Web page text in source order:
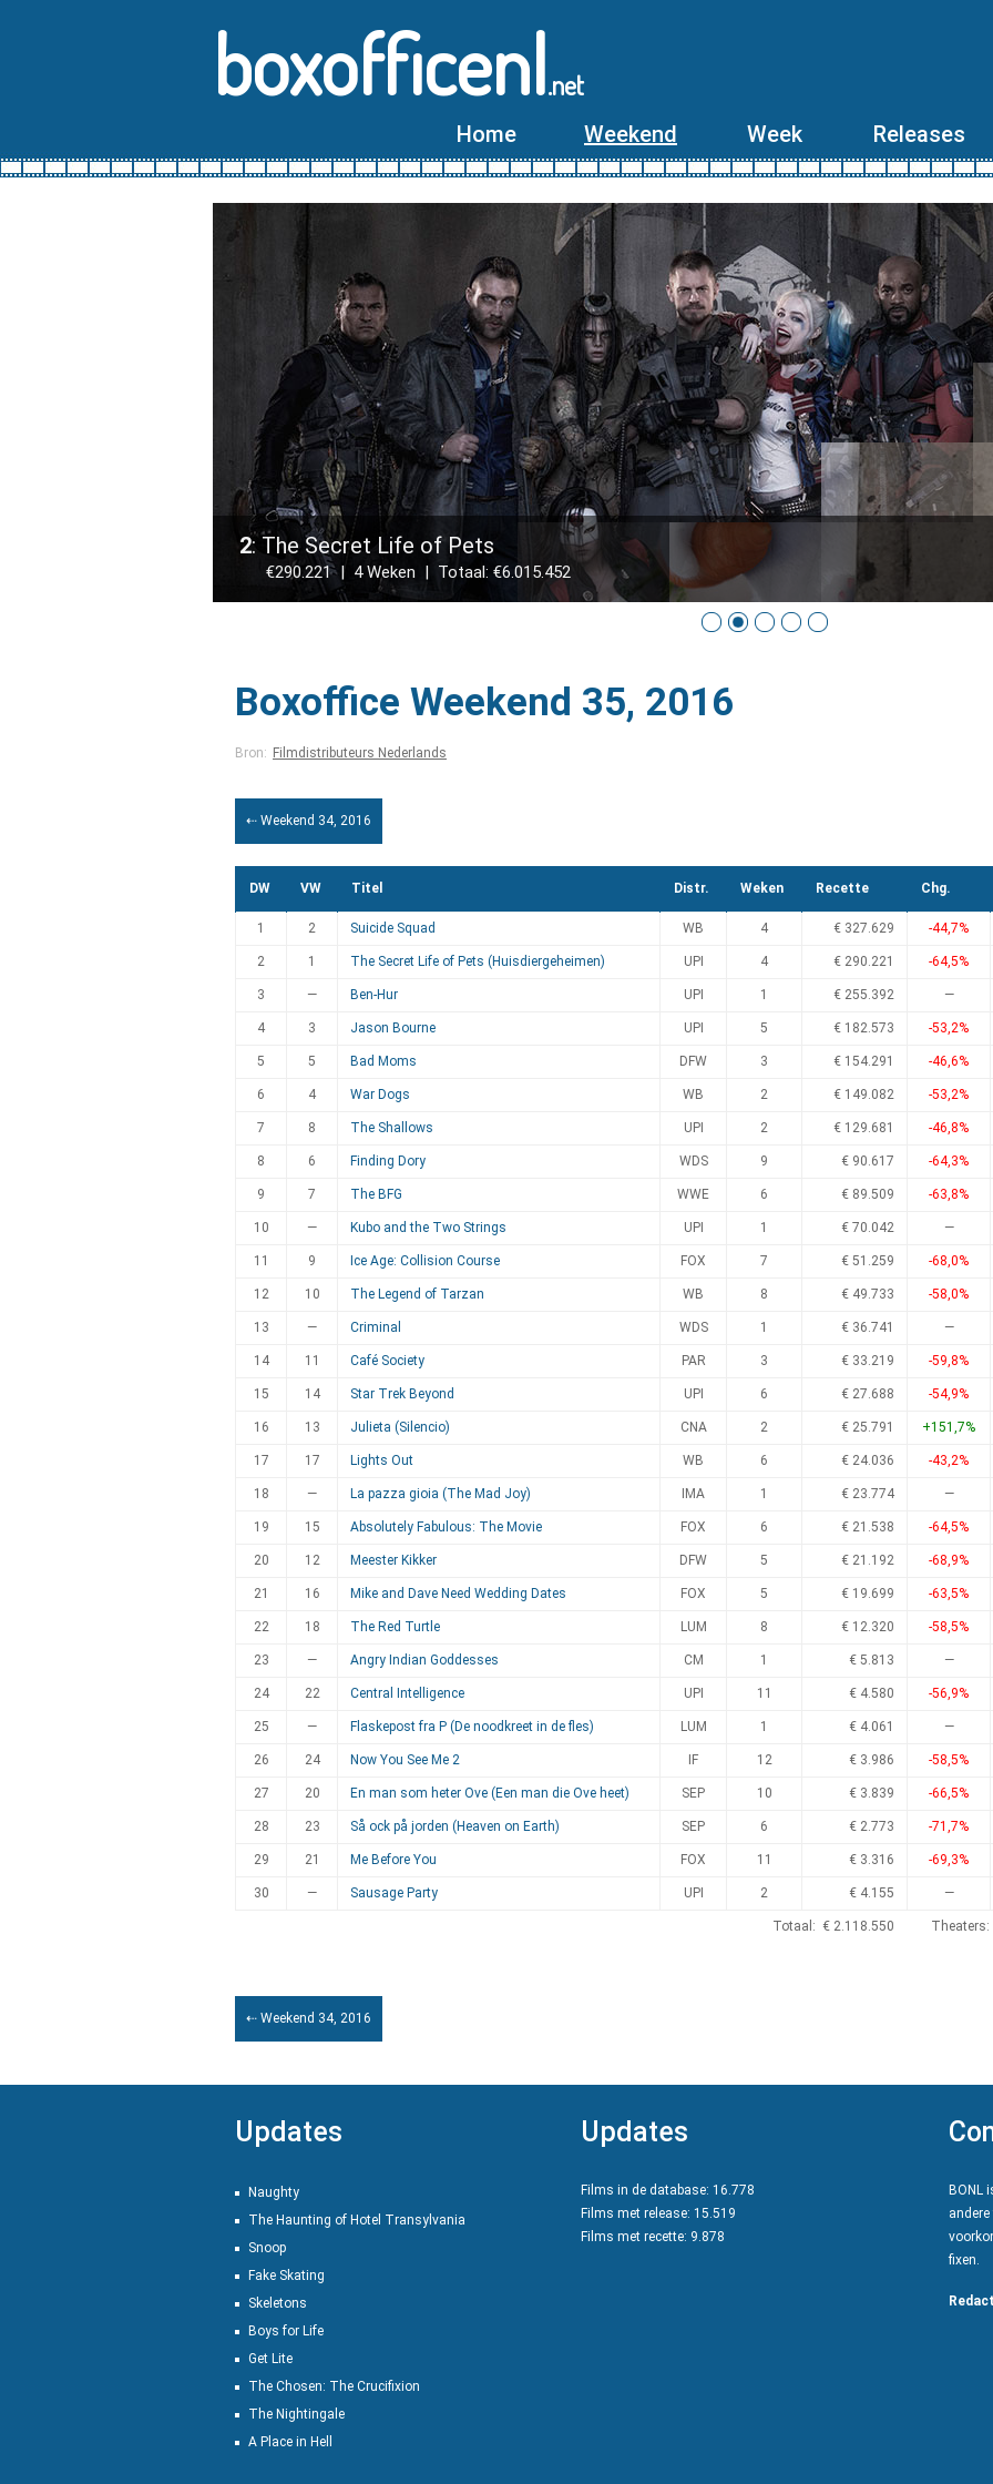
boxofficenl.net
Home Weekend Week Releases
2: The Secret Life of Pets
€290.221 | 4 Weken | Totaal: €6.015.452
Boxoffice Weekend 35, 2016
Bron: Filmdistributeurs Nederlands
⇠ Weekend 34, 2016
DW VW Titel Distr. Weken Recette Chg.
1 2 Suicide Squad WB 4 € 327.629 -44,7%
2 1 The Secret Life of Pets (Huisdiergeheimen) UPI 4 € 290.221 -64,5%
3 — Ben-Hur UPI 1 € 255.392 —
4 3 Jason Bourne UPI 5 € 182.573 -53,2%
5 5 Bad Moms DFW 3 € 154.291 -46,6%
6 4 War Dogs WB 2 € 149.082 -53,2%
7 8 The Shallows UPI 2 € 129.681 -46,8%
8 6 Finding Dory WDS 9 € 90.617 -64,3%
9 7 The BFG WWE 6 € 89.509 -63,8%
10 — Kubo and the Two Strings UPI 1 € 70.042 —
11 9 Ice Age: Collision Course FOX 7 € 51.259 -68,0%
12 10 The Legend of Tarzan WB 8 € 49.733 -58,0%
13 — Criminal WDS 1 € 36.741 —
14 11 Café Society PAR 3 € 33.219 -59,8%
15 14 Star Trek Beyond UPI 6 € 27.688 -54,9%
16 13 Julieta (Silencio) CNA 2 € 25.791 +151,7%
17 17 Lights Out WB 6 € 24.036 -43,2%
18 — La pazza gioia (The Mad Joy) IMA 1 € 23.774 —
19 15 Absolutely Fabulous: The Movie FOX 6 € 21.538 -64,5%
20 12 Meester Kikker DFW 5 € 21.192 -68,9%
21 16 Mike and Dave Need Wedding Dates FOX 5 € 19.699 -63,5%
22 18 The Red Turtle LUM 8 € 12.320 -58,5%
23 — Angry Indian Goddesses CM 1 € 5.813 —
24 22 Central Intelligence UPI 11 € 4.580 -56,9%
25 — Flaskepost fra P (De noodkreet in de fles) LUM 1 € 4.061 —
26 24 Now You See Me 2 IF 12 € 3.986 -58,5%
27 20 En man som heter Ove (Een man die Ove heet) SEP 10 € 3.839 -66,5%
28 23 Så ock på jorden (Heaven on Earth) SEP 6 € 2.773 -71,7%
29 21 Me Before You FOX 11 € 3.316 -69,3%
30 — Sausage Party UPI 2 € 4.155 —
Totaal: € 2.118.550
⇠ Weekend 34, 2016
Updates
Naughty
The Haunting of Hotel Transylvania
Snoop
Fake Skating
Skeletons
Boys for Life
Get Lite
The Chosen: The Crucifixion
The Nightingale
A Place in Hell
Updates
Films in de database: 16.778
Films met release: 15.519
Films met recette: 9.878
BONL
fixen.